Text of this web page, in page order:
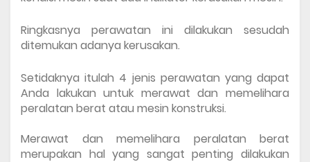
Ringkasnya perawatan ini dilakukan sesudah
ditemukan adanya kerusakan.
Setidaknya itulah 4 jenis perawatan yang dapat
Anda lakukan untuk merawat dan memelihara
peralatan berat atau mesin konstruksi.
Merawat dan memelihara peralatan berat
merupakan hal yang sangat penting dilakukan